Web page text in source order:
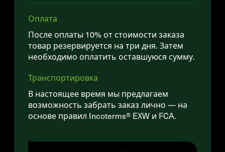
Оплата
После оплаты 10% от стоимости заказа
товар резервируется на три дня. Затем
необходимо оплатить оставшуюся сумму.
Транспортировка
В настоящее время мы предлагаем
возможность забрать заказ лично — на
основе правил Incoterms® EXW и FCA.